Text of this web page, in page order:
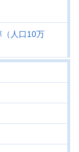
（人口10万